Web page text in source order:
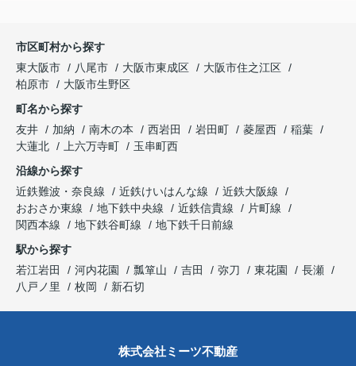
市区町村から探す
東大阪市
八尾市 大阪市東成区
大阪市住之江区
柏原市
大阪市生野区
町名から探す
友井
加納 南木の本 西岩田 岩田町 菱屋西
稲葉
大蓮北
上六万寺町
玉串町西
沿線から探す
近鉄難波・奈良線
近鉄けいはんな線
近鉄大阪線
おおさか東線
地下鉄中央線 近鉄信貴線
片町線
関西本線
地下鉄谷町線
地下鉄千日前線
駅から探す
若江岩田
河内花園 瓢箪山 吉田 弥刀 東花園
長瀬
八戸ノ里
枚岡 新石切
株式会社ミーツ不動産